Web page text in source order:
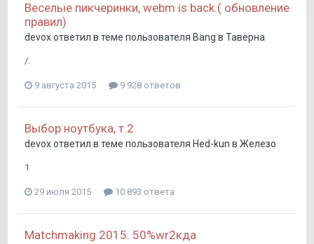
Веселые пикчеринки, webm is back.( обновление
правил)
devoxответил в теме пользователя Bang в Таверна
/.
9 августа 2015 9 928 ответов
Выбор ноутбука, т.2
devoxответил в теме пользователя Hed-kun в Железо
1
29 июля 2015 10 893 ответа
Matchmaking 2015. 50%wr2кда